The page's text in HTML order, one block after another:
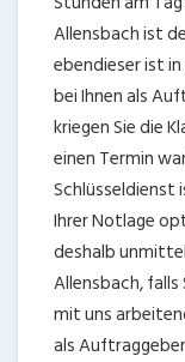
Allensbach ist
ebendieser ist
bei Ihnen als
kriegen Sie die
einen Termin
Schlüsseldienst
Ihrer Notlage
deshalb
Allensbach, falls
mit uns
als